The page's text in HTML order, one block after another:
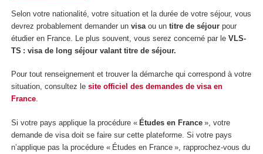
Selon votre nationalité, votre situation et la durée de votre séjour, vous
devrez probablement demander un visa ou un titre de séjour pour
étudier en France. Le plus souvent, vous serez concerné par le VLS-
TS : visa de long séjour valant titre de séjour.
Pour tout renseignement et trouver la démarche qui correspond à votre
situation, consultez le site officiel des demandes de visa en
France.
Si votre pays applique la procédure « Études en France », votre
demande de visa doit se faire sur cette plateforme. Si votre pays
n’applique pas la procédure « Études en France », rapprochez-vous du